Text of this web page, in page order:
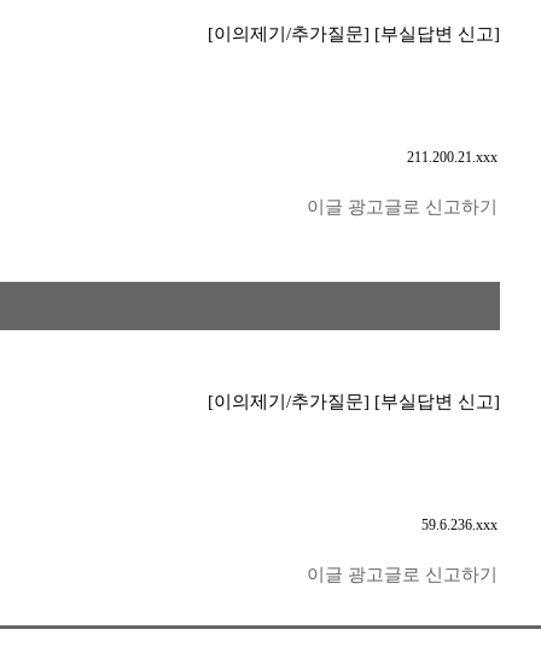
[이의제기/추가질문] [부실답변 신고]
211.200.21.xxx
이글 광고글로 신고하기
[이의제기/추가질문] [부실답변 신고]
59.6.236.xxx
이글 광고글로 신고하기